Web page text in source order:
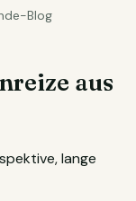
Blog
aus